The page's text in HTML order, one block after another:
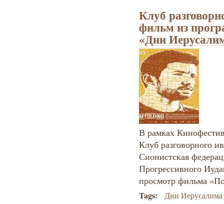
Клуб
фильм из
«Дни
В рамках
Клуб разговорного
Сионистская
Прогрессивного
просмотр фильма
Tags:
Дни